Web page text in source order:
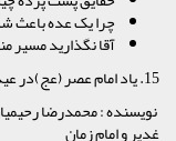
چرا یک عده باعث
آقا نگذارید
15. یاد امام عصر (عج)در عید غدیر خم
نویسنده : محمدرضا
غدیر و امام زمان